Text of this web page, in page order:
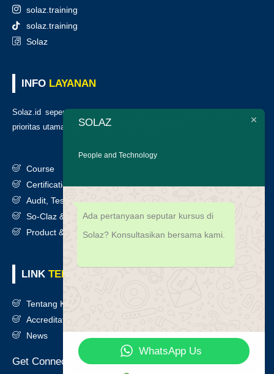
solaz.training
solaz.training
Solaz
INFO LAYANAN
Solaz.id sepenuh hati melayani klien kami, kepuasan anda adalah
prioritas utama kami. Berikut daftar layanan kami
Course
Certification
Audit, Testing, Consultancy & Assessment
So-Claz & Smart Benchmark
Product & Services
LINK TERKAIT
Tentang Kami
Accreditation
News
Get Connected
SOLAZ
People and Technology
Ada pertanyaan seputar kursus di
Solaz? Konsultasikan bersama kami.
WhatsApp Us